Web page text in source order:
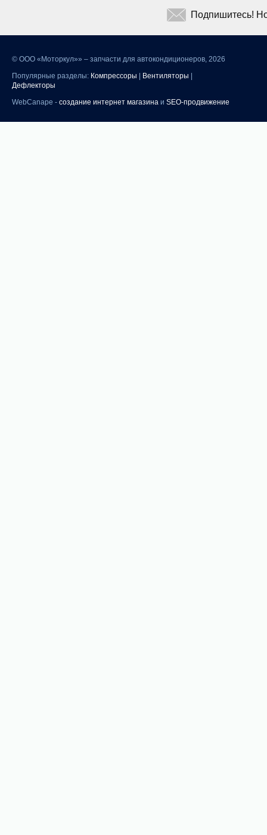
© ООО «Моторкул»» – запчасти для автокондиционеров, 2026
Популярные разделы: Компрессоры Вентиляторы
Дефлекторы
WebCanape - создание интернет магазина и SEO-продвижение
Подпишитесь!